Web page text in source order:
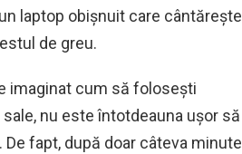
laptop obișnuit care cântărește
de greu.
imaginat cum să folosești
nu este întotdeauna ușor să
fapt, după doar câteva minute